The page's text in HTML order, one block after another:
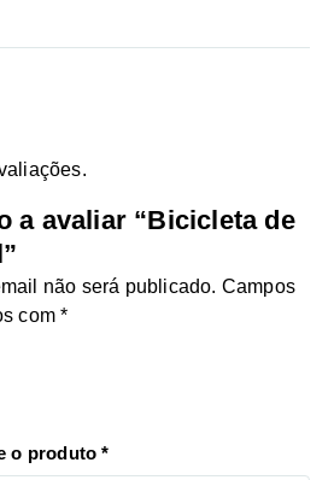
a avaliar “Bicicleta de
não será publicado. Campos
com*
o produto*